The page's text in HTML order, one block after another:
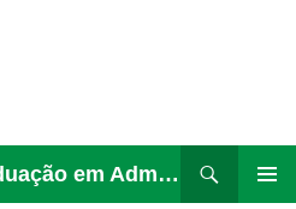
Programa de Pós-Graduação em Administração
para